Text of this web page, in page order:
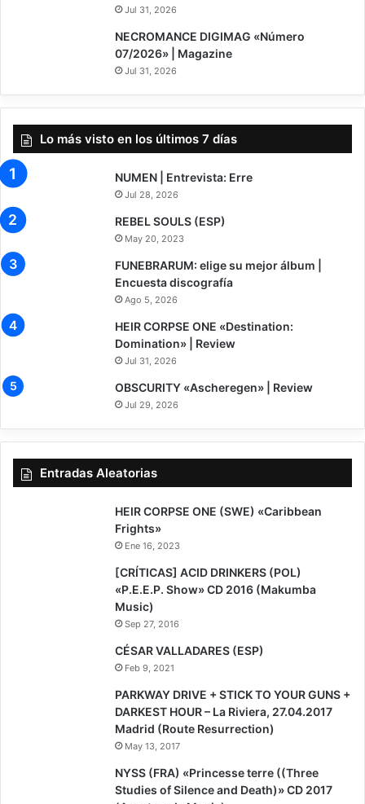
Jul 31, 2026
NECROMANCE DIGIMAG «Número
07/2026» | Magazine
Jul 31, 2026
Lo más visto en los últimos 7 días
NUMEN | Entrevista: Erre
Jul 28, 2026
REBEL SOULS (ESP)
May 20, 2023
FUNEBRARUM: elige su mejor álbum |
Encuesta discografía
Ago 5, 2026
HEIR CORPSE ONE «Destination:
Domination» | Review
Jul 31, 2026
OBSCURITY «Ascheregen» | Review
Jul 29, 2026
Entradas Aleatorias
HEIR CORPSE ONE (SWE) «Caribbean
Frights»
Ene 16, 2023
[CRÍTICAS] ACID DRINKERS (POL)
«P.E.E.P. Show» CD 2016 (Makumba
Music)
Sep 27, 2016
CÉSAR VALLADARES (ESP)
Feb 9, 2021
PARKWAY DRIVE + STICK TO YOUR GUNS +
DARKEST HOUR – La Riviera, 27.04.2017
Madrid (Route Resurrection)
May 13, 2017
NYSS (FRA) «Princesse terre ((Three
Studies of Silence and Death)» CD 2017